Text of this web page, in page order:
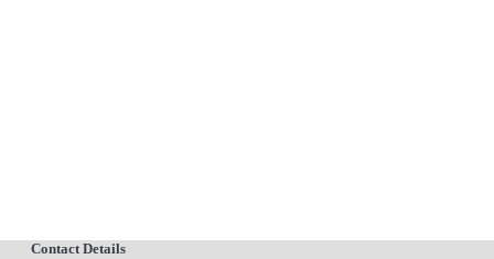
Contact Details